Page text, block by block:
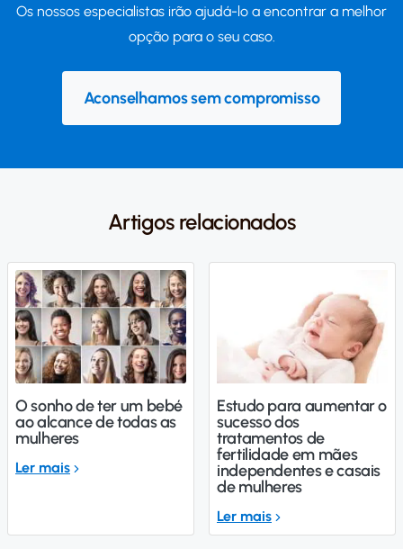
Os nossos especialistas irão ajudá-lo a encontrar a melhor
opção para o seu caso.
Aconselhamos sem compromisso
Artigos relacionados
O sonho de ter um bebé
ao alcance de todas as
mulheres
Ler mais
Estudo para aumentar o
sucesso dos
tratamentos de
fertilidade em mães
independentes e casais
de mulheres
Ler mais